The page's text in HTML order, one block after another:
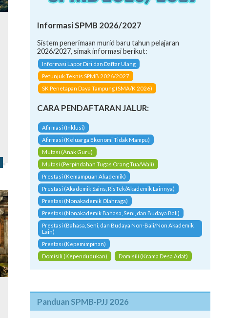
Informasi SPMB 2026/2027
Sistem penerimaan murid baru tahun pelajaran
2026/2027, simak informasi berikut:
Informasi Lapor Diri dan Daftar Ulang
Petunjuk Teknis SPMB 2026/2027
SK Penetapan Daya Tampung (SMA/K 2026)
CARA PENDAFTARAN JALUR:
Afirmasi (Inklusi)
Afirmasi (Keluarga Ekonomi Tidak Mampu)
Mutasi (Anak Guru)
Mutasi (Perpindahan Tugas Orang Tua/Wali)
Prestasi (Kemampuan Akademik)
Prestasi (Akademik Sains, RisTek/Akademik Lainnya)
Prestasi (Nonakademik Olahraga)
Prestasi (Nonakademik Bahasa, Seni, dan Budaya Bali)
Prestasi (Bahasa, Seni, dan Budaya Non-Bali/Non Akademik
Lain)
Prestasi (Kepemimpinan)
Domisili (Kependudukan)
Domisili (Krama Desa Adat)
Panduan SPMB-PJJ 2026